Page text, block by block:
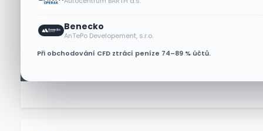
Benecko
AnTePo Developement, s.r.o.
Při obchodování CFD ztrácí peníze 74–89 % účtů.
Lisa Su zlehčuje Muskův
závazek vůči Nvidii. Akcie AMD
po výsledcích klesají